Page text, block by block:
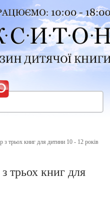
трьох книг для дитини 10 - 12 років
трьох книг для